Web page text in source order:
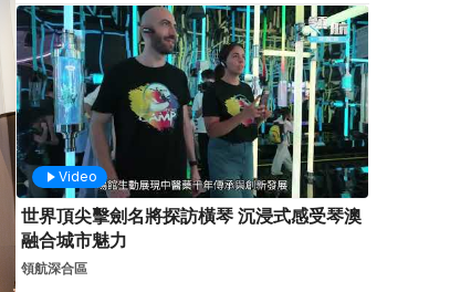
Video
世界頂尖擊劍名將探訪橫琴 沉浸式感受琴澳
融合城市魅力
領航深合區